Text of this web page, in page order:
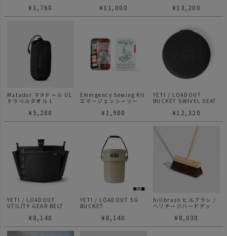
¥ 1,760 ¥11,000 ¥13,200
Matador マタドール UL
トラベルタオル L
¥ 5,280
Emergency Sewing Kit
エマージェンシーソーイ
¥ 1,980
YETI / LOADOUT
BUCKET SWIVEL SEAT
¥12,320
YETI / LOADOUT
UTILITY GEAR BELT
¥ 8,140
YETI / LOADOUT 5G
BUCKET
¥ 8,140
hillbrush ヒルブラシ /
ヘリテージハードデッキ
¥ 8,030